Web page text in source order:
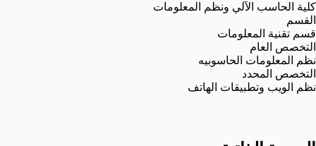
كلية الحاسب الآلي ونظم المعلومات
القسم
قسم تقنية المعلومات
التخصص العام
نظم المعلومات الحاسوبيه
التخصص المحدد
نظم الويب وتطبيقات الهاتف